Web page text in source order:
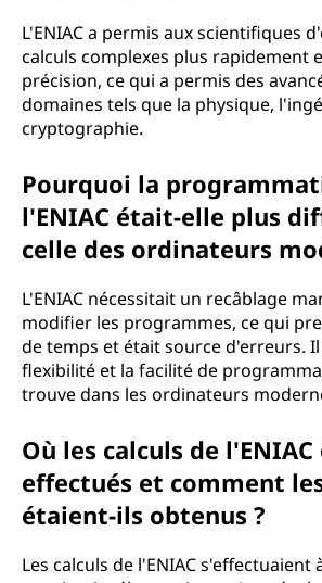
L'ENIAC a permis aux scientifiques
calculs complexes plus rapidement
précision, ce qui a permis des
domaines tels que la physique,
cryptographie.
Pourquoi la
l'ENIAC était-elle plus
celle des ordinateurs
L'ENIAC nécessitait un recâblage
modifier les programmes, ce qui
de temps et était source d'erreurs.
flexibilité et la facilité de
trouve dans les ordinateurs
Où les calculs de
effectués et comment
étaient-ils obtenus ?
Les calculs de l'ENIAC